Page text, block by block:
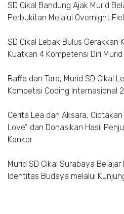
SD Cikal Bandung Ajak Murid
Perbukitan Melalui Overnight
SD Cikal Lebak Bulus Gerakkan
Kuatkan 4 Kompetensi Diri Murid
Raffa dan Tara, Murid SD Cikal
Kompetisi Coding Internasional
Cerita Lea dan Aksara,
Love” dan Donasikan Hasil
Kanker
Murid SD Cikal Surabaya
Identitas Budaya melalui